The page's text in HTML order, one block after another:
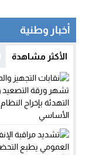
أخبار وطنية
الأكثر مشاهدة